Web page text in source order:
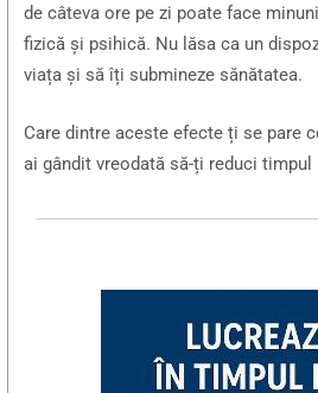
de câteva ore pe zi poate face
fizică și psihică. Nu lăsa ca un
viața și să îți submineze sănătatea.
Care dintre aceste efecte ți se pare
ai gândit vreodată să-ți reduci